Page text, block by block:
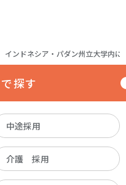
インドネシア・パダン州立大学内
探す
中途採用
介護 採用